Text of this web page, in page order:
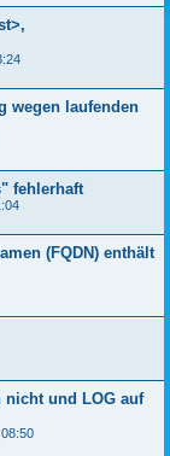
wegen laufenden
fehlerhaft
(FQDN) enthält
nicht und LOG auf